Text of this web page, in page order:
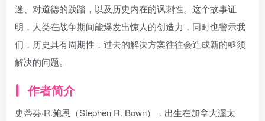
迷、对道德的践踏，以及历史内在的讽刺性。这个故事证
明，人类在战争期间能爆发出惊人的创造力，同时也警示我
们，历史具有周期性，过去的解决方案往往会造成新的亟须
解决的问题。
作者简介
史蒂芬·R.鲍恩（Stephen R. Bown），出生在加拿大渥太